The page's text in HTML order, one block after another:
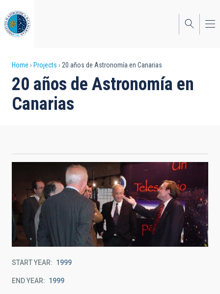
to
main
content
Breadcrumb
Home Projects 20 años de Astronomía en Canarias
20 años de Astronomía en
Canarias
START YEAR 1999
END YEAR 1999